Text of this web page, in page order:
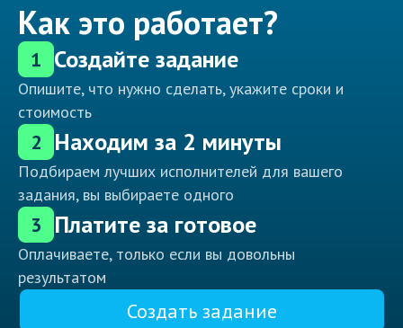
Как это работает?
1 Создайте задание
Опишите, что нужно сделать, укажите сроки и
стоимость
2 Находим за 2 минуты
Подбираем лучших исполнителей для вашего
задания, вы выбираете одного
3 Платите за готовое
Оплачиваете, только если вы довольны
результатом
Создать задание